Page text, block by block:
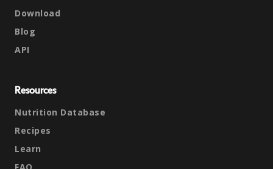
Download
Blog
API
Resources
Nutrition Database
Recipes
Learn